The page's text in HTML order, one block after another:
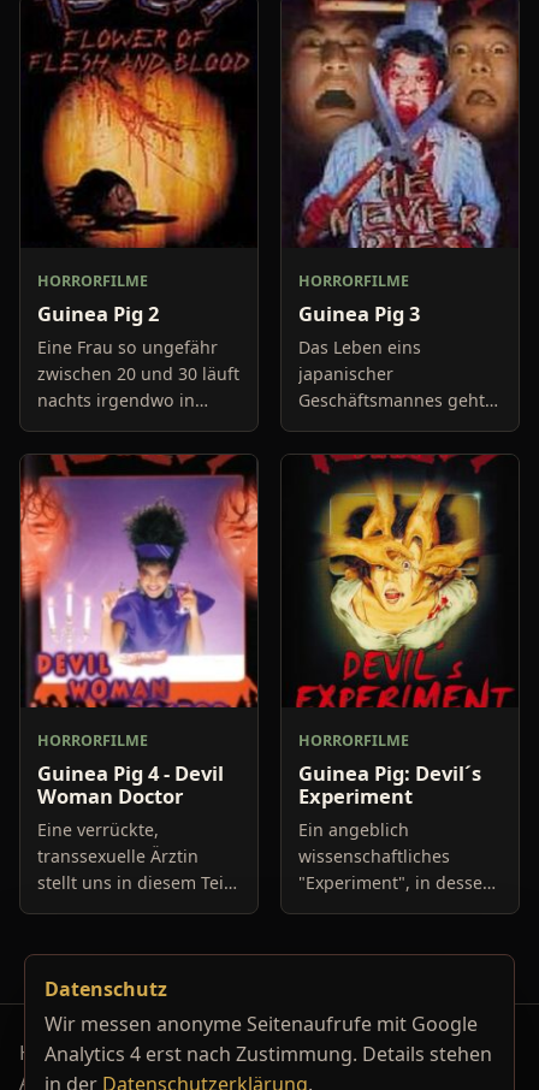
HORRORFILME
Guinea Pig 2
Eine Frau so ungefähr
zwischen 20 und 30 läuft
nachts irgendwo in
Japan auf einer Straße
herum. Als sie merkt das
sie von einem Mann
verfolgt wird versucht
HORRORFILME
Guinea Pig 3
Das Leben eins
japanischer
Geschäftsmannes geht
langsam aber sicher den
Bach hinunter. Er
versagt immer mehr in
seiner Firma, was zur
Folge hat, dass der Chef
HORRORFILME
Guinea Pig 4 - Devil
Woman Doctor
Eine verrückte,
transsexuelle Ärztin
stellt uns in diesem Teil
der "Guinea Pig" Reihe
Krankheiten der Welt
vor. Von einer Familie,
HORRORFILME
Guinea Pig: Devil´s
Experiment
Ein angeblich
wissenschaftliches
"Experiment", in dessen
Verlauf drei Männer eine
Übelste quälen. Schläge,
Horrorfilm-Reviews, Serienkiller-Profile und Genre-
Archiv.
Datenschutz
Wir messen anonyme Seitenaufrufe mit Google
Analytics 4 erst nach Zustimmung. Details stehen
in der Datenschutzerklärung.